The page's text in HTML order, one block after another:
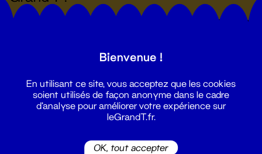
Bienvenue !
En utilisant ce site, vous acceptez que les cookies
soient utilisés de façon anonyme dans le cadre
d'analyse pour améliorer votre expérience sur
leGrandT.fr.
OK, tout accepter